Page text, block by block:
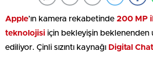
Apple’ın kamera rekabetinde 200 MP
teknolojisi için bekleyişin beklenenden
ediliyor. Çinli sızıntı kaynağı Digital